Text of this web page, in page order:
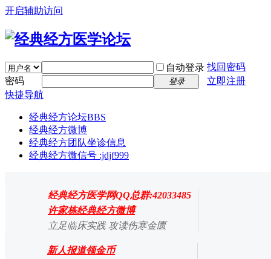
开启辅助访问
自动登录 找回密码
密码
登录
立即注册
快捷导航
经典经方论坛BBS
经典经方微博
经典经方团队坐诊信息
经典经方微信号 :jdjf999
经典经方医学网QQ总群:42033485
许家栋经典经方微博
立足临床实践 攻读伤寒金匮
新人报道领金币